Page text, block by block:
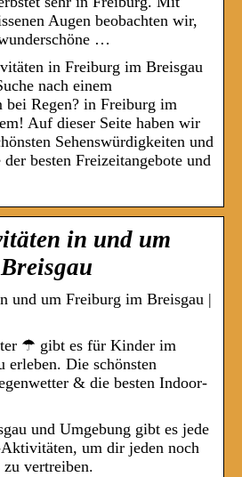
Augen beobachten wir,
…
in Freiburg im Breisgau
nach einem
Regen? in Freiburg im
Auf dieser Seite haben wir
Sehenswürdigkeiten und
besten Freizeitangebote und
in und um
und um Freiburg im Breisgau |
☂ gibt es für Kinder im
erleben. Die schönsten
& die besten Indoor-
und Umgebung gibt es jede
um dir jeden noch
zu vertreiben.